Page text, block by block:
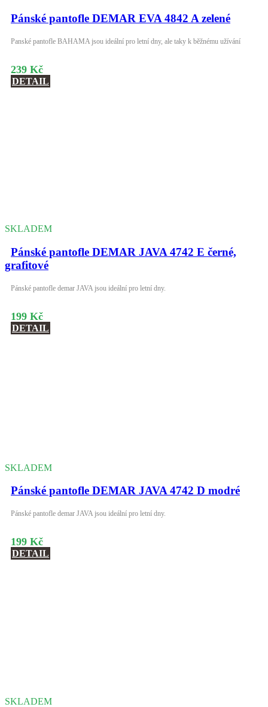
Pánské pantofle DEMAR EVA 4842 A zelené
Panské pantofle BAHAMA jsou ideální pro letní dny, ale taky k běžnému užívání
239 Kč
DETAIL
SKLADEM
Pánské pantofle DEMAR JAVA 4742 E černé,
grafitové
Pánské pantofle demar JAVA jsou ideální pro letní dny.
199 Kč
DETAIL
SKLADEM
Pánské pantofle DEMAR JAVA 4742 D modré
Pánské pantofle demar JAVA jsou ideální pro letní dny.
199 Kč
DETAIL
SKLADEM